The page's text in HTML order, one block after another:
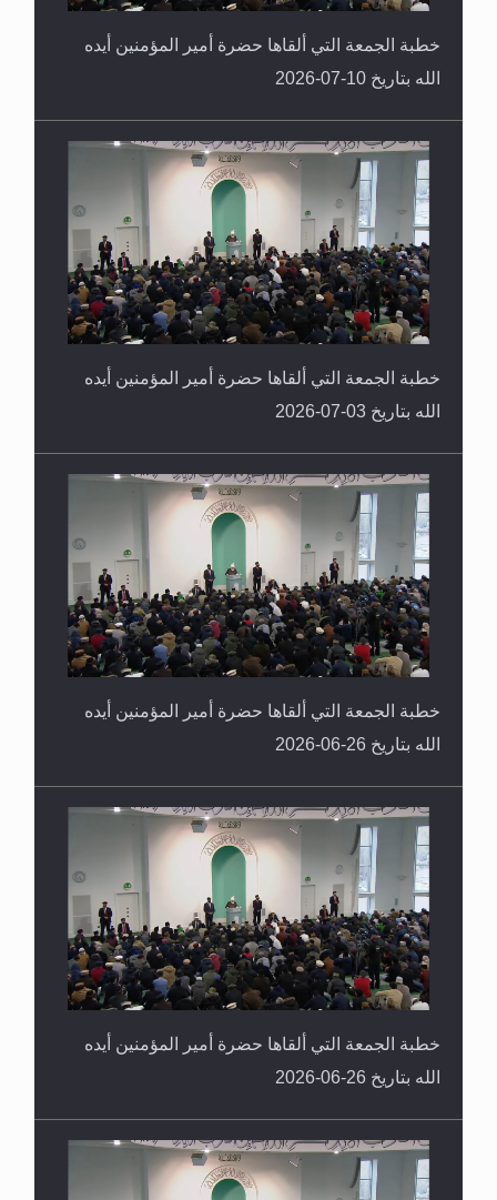
خطبة الجمعة التي ألقاها حضرة أمير المؤمنين أيده
الله بتاريخ 10-07-2026
خطبة الجمعة التي ألقاها حضرة أمير المؤمنين أيده
الله بتاريخ 03-07-2026
خطبة الجمعة التي ألقاها حضرة أمير المؤمنين أيده
الله بتاريخ 26-06-2026
خطبة الجمعة التي ألقاها حضرة أمير المؤمنين أيده
الله بتاريخ 26-06-2026